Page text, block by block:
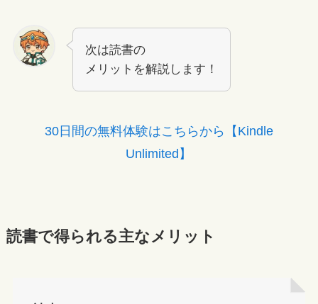
次は読書の
メリットを解説します！
30日間の無料体験はこちらから【Kindle
Unlimited】
読書で得られる主なメリット